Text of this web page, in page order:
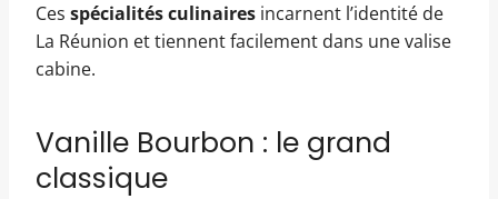
Ces spécialités culinaires incarnent l’identité de
La Réunion et tiennent facilement dans une valise
cabine.
Vanille Bourbon : le grand
classique